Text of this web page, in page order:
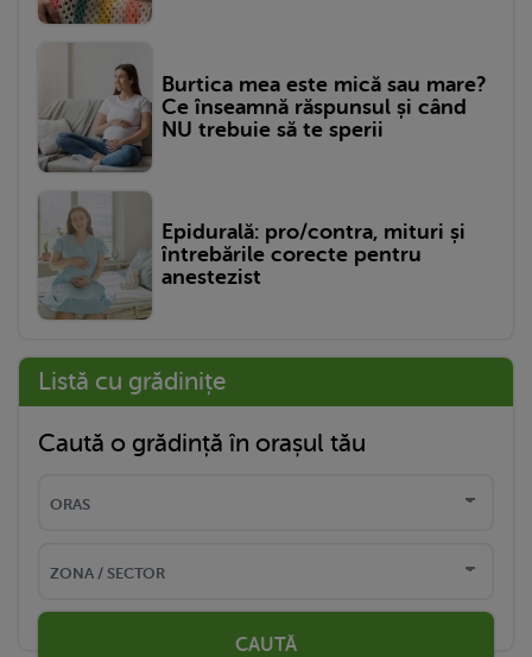
Burtica mea este mică sau mare?
Ce înseamnă răspunsul și când
NU trebuie să te sperii
Epidurală: pro/contra, mituri și
întrebările corecte pentru
anestezist
Listă cu grădinițe
Caută o grădință în orașul tău
CAUTĂ